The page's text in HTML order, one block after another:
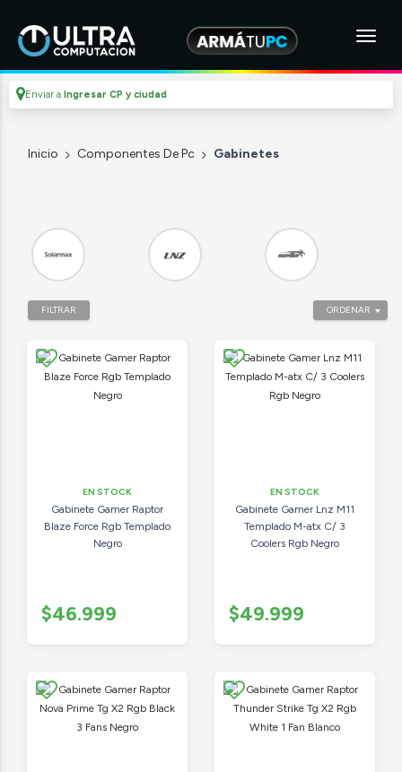
Enviar a Ingresar CP y ciudad
Inicio Componentes De Pc Gabinetes
ORDENAR
FILTRAR
EN STOCK
Gabinete Gamer Raptor
Blaze Force Rgb Templado
Negro
$46.999
EN STOCK
Gabinete Gamer Lnz M11
Templado M-atx C/ 3
Coolers Rgb Negro
$49.999